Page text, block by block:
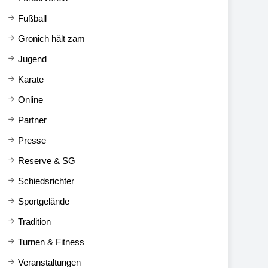
Fußball
Gronich hält zam
Jugend
Karate
Online
Partner
Presse
Reserve & SG
Schiedsrichter
Sportgelände
Tradition
Turnen & Fitness
Veranstaltungen